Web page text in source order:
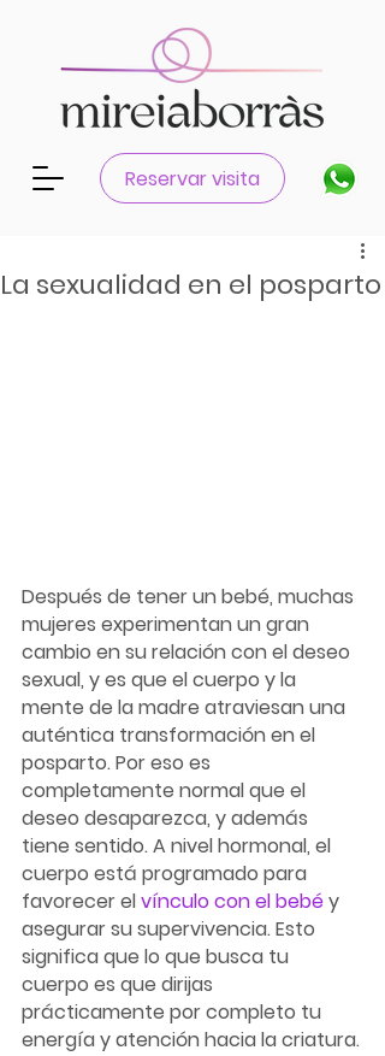
Reservar visita
La sexualidad en el posparto
Después de tener un bebé, muchas
mujeres experimentan un gran
cambio en su relación con el deseo
sexual, y es que el cuerpo y la
mente de la madre atraviesan una
auténtica transformación en el
posparto. Por eso es
completamente normal que el
deseo desaparezca, y además
tiene sentido. A nivel hormonal, el
cuerpo está programado para
favorecer el vínculo con el bebé y
asegurar su supervivencia. Esto
significa que lo que busca tu
cuerpo es que dirijas
prácticamente por completo tu
energía y atención hacia la criatura.